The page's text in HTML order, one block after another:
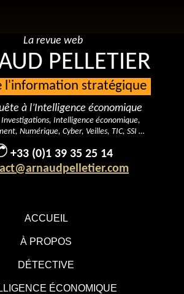
ACCUEIL
À PROPOS
DÉTECTIVE
ÉCONOMIQUE
La revue web
PELLETIER
l'information stratégique
à l’Intelligence économique
Investigations, Intelligence économique,
Numérique, Cyber, Veilles, TIC, SSI …
+33 (0)1 39 35 25 14